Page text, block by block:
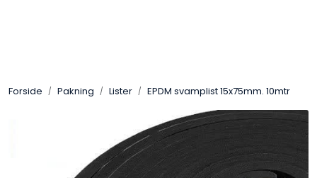
Forside Pakning Lister EPDM svamplist 15x75mm. 10mtr
Pakning